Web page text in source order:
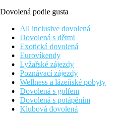
Dovolená podle gusta
All inclusive dovolená
Dovolená s dětmi
Exotická dovolená
Eurovíkendy
Lyžařské zájezdy
Poznávací zájezdy
Wellness a lázeňské pobyty
Dovolená s golfem
Dovolená s potápěním
Klubová dovolená